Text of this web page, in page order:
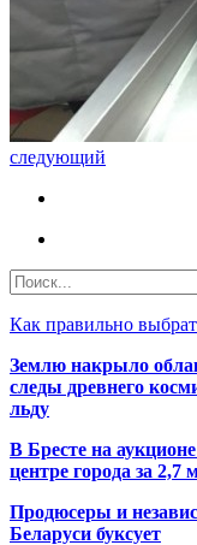
следующий
Как правильно
Землю накрыло
следы древнего
льду
В Бресте на
центре города за 2,7
Продюсеры и
Беларуси буксует